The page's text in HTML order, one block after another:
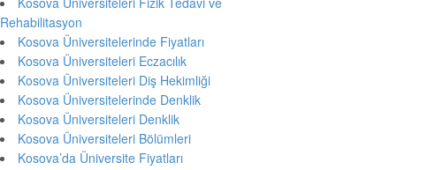
Rehabilitasyon
Kosova Üniversitelerinde Fiyatları
Kosova Üniversiteleri Eczacılık
Kosova Üniversiteleri Diş Hekimliği
Kosova Üniversitelerinde Denklik
Kosova Üniversiteleri Denklik
Kosova Üniversiteleri Bölümleri
Kosova’da Üniversite Fiyatları